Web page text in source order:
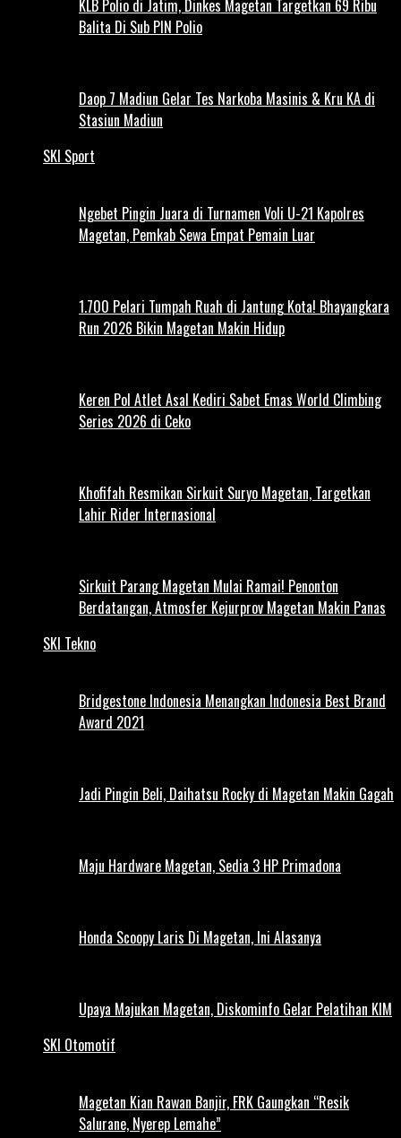
KLB Polio di Jatim, Dinkes Magetan Targetkan 69 Ribu
Balita Di Sub PIN Polio
Daop 7 Madiun Gelar Tes Narkoba Masinis & Kru KA di
Stasiun Madiun
SKI Sport
Ngebet Pingin Juara di Turnamen Voli U-21 Kapolres
Magetan, Pemkab Sewa Empat Pemain Luar
1.700 Pelari Tumpah Ruah di Jantung Kota! Bhayangkara
Run 2026 Bikin Magetan Makin Hidup
Keren Pol Atlet Asal Kediri Sabet Emas World Climbing
Series 2026 di Ceko
Khofifah Resmikan Sirkuit Suryo Magetan, Targetkan
Lahir Rider Internasional
Sirkuit Parang Magetan Mulai Ramai! Penonton
Berdatangan, Atmosfer Kejurprov Magetan Makin Panas
SKI Tekno
Bridgestone Indonesia Menangkan Indonesia Best Brand
Award 2021
Jadi Pingin Beli, Daihatsu Rocky di Magetan Makin Gagah
Maju Hardware Magetan, Sedia 3 HP Primadona
Honda Scoopy Laris Di Magetan, Ini Alasanya
Upaya Majukan Magetan, Diskominfo Gelar Pelatihan KIM
SKI Otomotif
Magetan Kian Rawan Banjir, FRK Gaungkan “Resik
Salurane, Nyerep Lemahe”